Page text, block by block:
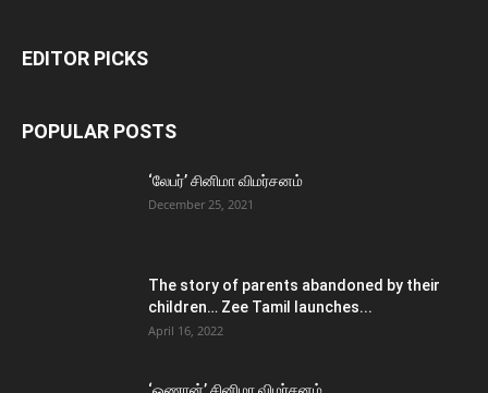
EDITOR PICKS
POPULAR POSTS
‘லேபர்’ சினிமா விமர்சனம்
December 25, 2021
The story of parents abandoned by their
children… Zee Tamil launches...
April 16, 2022